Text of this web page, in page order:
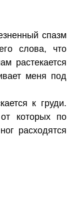
спазм
слова, что
растекается
меня под
к груди.
которых по
расходятся